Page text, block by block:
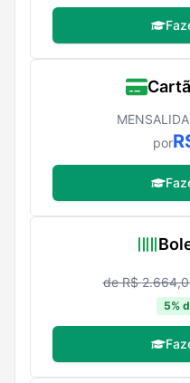
por
de R$
5%